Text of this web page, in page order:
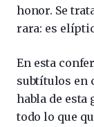
honor. Se
rara: es
En esta
subtítulos en
habla de esta
todo lo que